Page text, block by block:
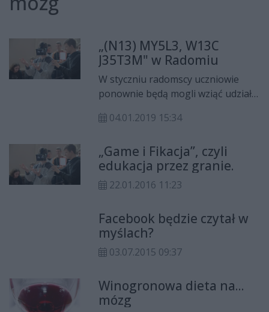
„(N13) MY5L3, W13C
J35T3M" w Radomiu
W styczniu radomscy uczniowie
ponownie będą mogli wziąć udział
na którą zaprasza Zespół Szkół
razem wystawa będzie poświęcona
emocjom.
04.01.2019 15:34
„Game i Fikacja”, czyli
edukacja przez granie.
22.01.2016 11:23
Facebook będzie czytał w
myślach?
03.07.2015 09:37
Winogronowa dieta na...
mózg